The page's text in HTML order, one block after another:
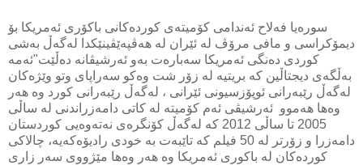
سوره‌یا فه‌لاح ئه‌ندامی کۆمیته‌ی کورده‌کانی باکۆری ئه‌مریکا بۆ
دیمۆکراسی و مافی مرۆڤ له‌ ئێران له‌ هه‌ڤپه‌ێڤینێکدا له‌گه‌ڵ به‌شی
کوردی ده‌نگی ئه‌مریکا سه‌باره‌ت به‌و ئه‌رشیڤانه‌ ده‌ڵێت"ئه‌مه‌
به‌ڵگه‌ی دیجتاڵین که‌ بریتیه‌ له‌ زۆر شت وه‌کو سه‌راپای وتو وێژه‌کان
له‌گه‌ڵ رێبه‌رانی ئوپۆزسیونی ئێرانی ، له‌گه‌ڵ رێبه‌رانی کورد وه‌ هه‌ر
وه‌ها هه‌موو ئه‌رشیڤی ئه‌م کۆمیته‌ له‌ کاتی دامه‌زراندنی له‌ ساڵی
2005 تا ساڵی 2012 که‌ له‌گه‌ڵ کۆنگره‌ی نه‌ته‌وه‌یی کوردستان
دامه‌زرا و زۆرتر له‌ 50 فیلم که‌ تاێبه‌ت به‌ خودی رادیۆه‌که‌یه‌، چالاکی
کورده‌کان له‌ باکوری ئه‌مریکا وه‌ هه‌ر وه‌ها مێژووی سه‌ر زاری